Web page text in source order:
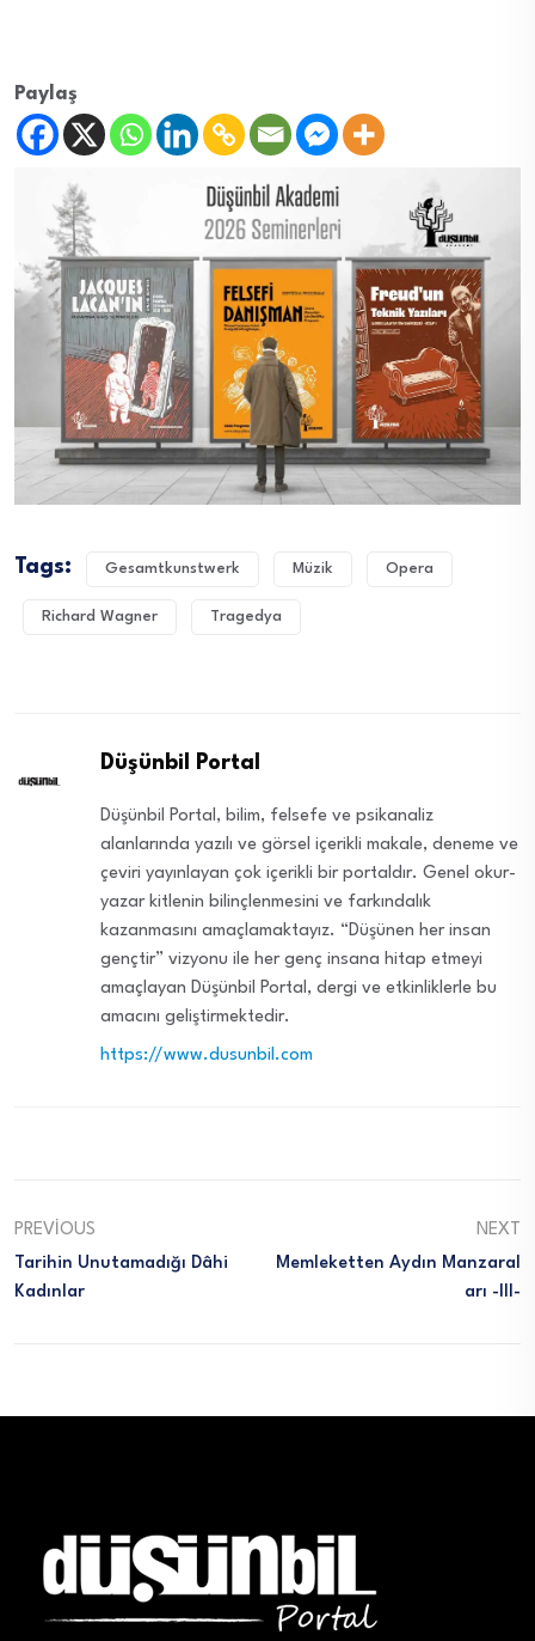
Paylaş
Tags: Gesamtkunstwerk Müzik Opera
Richard Wagner Tragedya
Düşünbil Portal
Düşünbil Portal, bilim, felsefe ve psikanaliz
alanlarında yazılı ve görsel içerikli makale, deneme ve
çeviri yayınlayan çok içerikli bir portaldır. Genel okur-
yazar kitlenin bilinçlenmesini ve farkındalık
kazanmasını amaçlamaktayız. “Düşünen her insan
gençtir” vizyonu ile her genç insana hitap etmeyi
amaçlayan Düşünbil Portal, dergi ve etkinliklerle bu
amacını geliştirmektedir.
https://www.dusunbil.com
PREVIOUS
Tarihin Unutamadığı Dâhi
Kadınlar
NEXT
Memleketten Aydın Manzaral
Arı -III-